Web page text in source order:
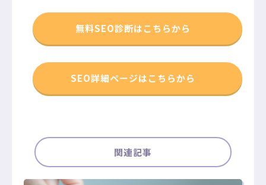
無料SEO診断はこちらから
SEO詳細ページはこちらから
関連記事